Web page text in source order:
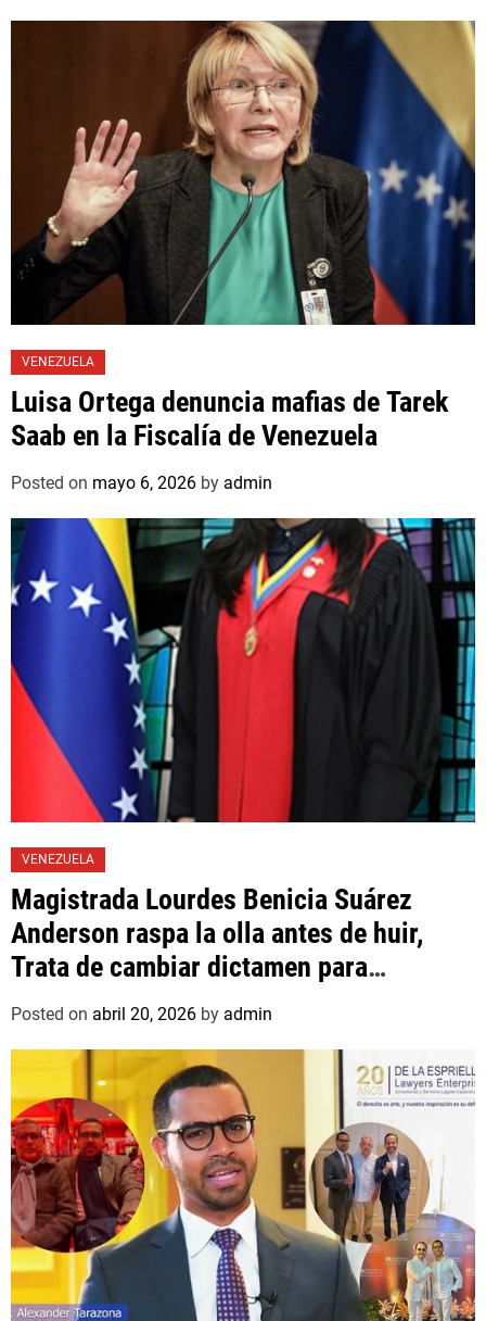
VENEZUELA
Luisa Ortega denuncia mafias de Tarek
Saab en la Fiscalía de Venezuela
Posted on mayo 6, 2026 by admin
VENEZUELA
Magistrada Lourdes Benicia Suárez
Anderson raspa la olla antes de huir,
Trata de cambiar dictamen para
favorecer a mafioso que René Díaz
Toledo, expropietario de «Superautos
Las Mercedes»
Posted on abril 20, 2026 by admin